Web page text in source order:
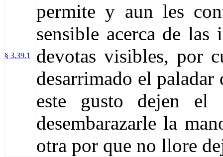
§ 3.39.1
permite y aun les
sensible acerca de las
devotas visibles, por
desarrimado el
este gusto dejen
desembarazarle la
otra por que no llore